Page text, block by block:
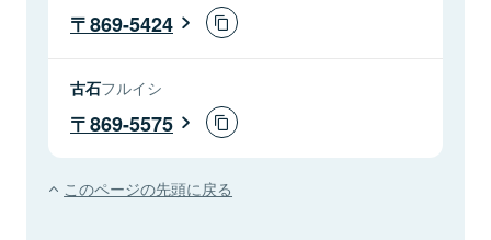
869-5424
古石フルイシ
869-5575
このページの先頭に戻る